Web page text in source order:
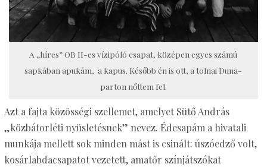
A „híres” OB II-es vízipóló csapat, középen egyes számú
sapkában apukám, a kapus. Később én is ott, a tolnai Duna-
parton nőttem fel.
Azt a fajta közösségi szellemet, amelyet Sütő András
„közbátorléti nyüsletésnek” nevez. Édesapám a hivatali
munkája mellett sok minden mást is csinált: úszóedző volt,
kosárlabdacsapatot vezetett, amatőr színjátszókat